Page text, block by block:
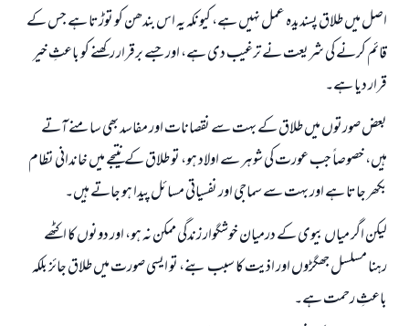
اصل میں طلاق پسندیدہ عمل نہیں ہے، کیونکہ یہ اس بندھن کو توڑتا ہے جس کے
قائم کرنے کی شریعت نے ترغیب دی ہے، اور جسے برقرار رکھنے کو باعثِ خیر
قرار دیا ہے۔
بعض صورتوں میں طلاق کے بہت سے نقصانات اور مفاسد بھی سامنے آتے
ہیں، خصوصاً جب عورت کی شوہر سے اولاد ہو، تو طلاق کے نتیجے میں خاندانی نظام
بکھر جاتا ہے اور بہت سے سماجی اور نفسیاتی مسائل پیدا ہو جاتے ہیں۔
لیکن اگر میاں بیوی کے درمیان خوشگوار زندگی ممکن نہ ہو، اور دونوں کا اکٹھے
رہنا مسلسل جھگڑوں اور اذیت کا سبب بنے، تو ایسی صورت میں طلاق جائز بلکہ
باعثِ رحمت ہے۔